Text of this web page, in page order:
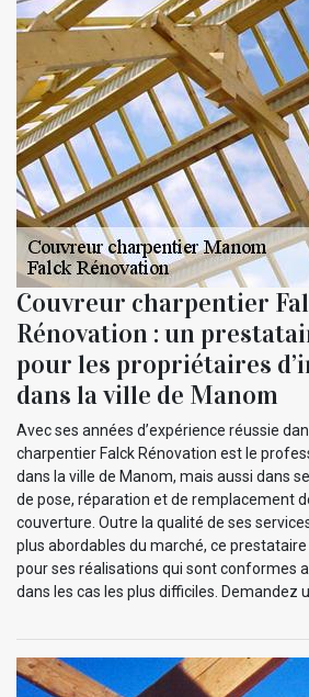
Couvreur charpentier
Rénovation : un
pour les propriétaires
dans la ville de Manom
Avec ses années d’expérience réussie
charpentier Falck Rénovation est le
dans la ville de Manom, mais aussi dans
de pose, réparation et de remplacement
couverture. Outre la qualité de ses
plus abordables du marché, ce
pour ses réalisations qui sont conformes
dans les cas les plus difficiles. Demandez